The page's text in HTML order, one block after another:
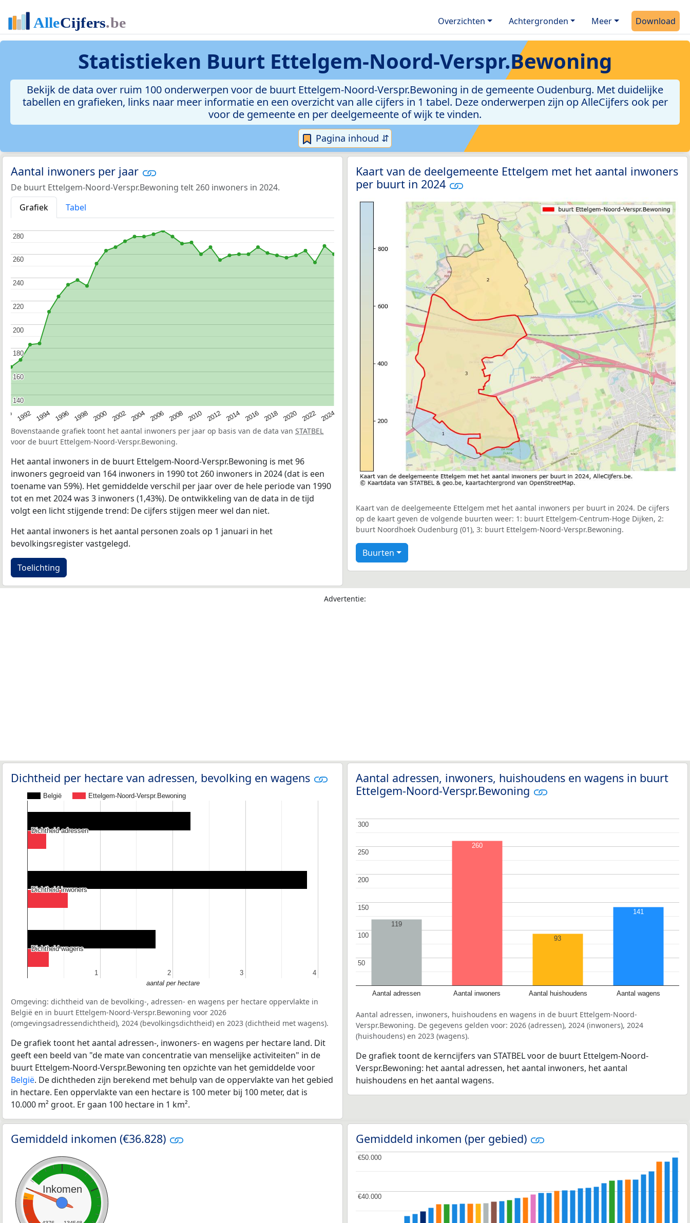
Overzichten Achtergronden Meer Download
Statistieken Buurt Ettelgem-Noord-Verspr.Bewoning
Bekijk de data over ruim 100 onderwerpen voor de buurt Ettelgem-Noord-Verspr.Bewoning in de gemeente Oudenburg. Met duidelijke
tabellen en grafieken, links naar meer informatie en een overzicht van alle cijfers in 1 tabel. Deze onderwerpen zijn op AlleCijfers ook per
voor de gemeente en per deelgemeente of wijk te vinden.
Pagina inhoud ⇵
Aantal inwoners per jaar
De buurt Ettelgem-Noord-Verspr.Bewoning telt 260 inwoners in 2024.
Grafiek
Tabel
1992 1994 1996 1998 2000 2002 2004 2006 2008 2010 2012 2014 2016 2018 2020 2022 2024
140
140
160
160
180
180
200
200
220
220
240
240
260
260
280
280
Bovenstaande grafiek toont het aantal inwoners per jaar op basis van de data van STATBEL
voor de buurt Ettelgem-Noord-Verspr.Bewoning.
Het aantal inwoners in de buurt Ettelgem-Noord-Verspr.Bewoning is met 96
inwoners gegroeid van 164 inwoners in 1990 tot 260 inwoners in 2024 (dat is een
toename van 59%). Het gemiddelde verschil per jaar over de hele periode van 1990
tot en met 2024 was 3 inwoners (1,43%). De ontwikkeling van de data in de tijd
volgt een licht stijgende trend: De cijfers stijgen meer wel dan niet.
Het aantal inwoners is het aantal personen zoals op 1 januari in het
bevolkingsregister vastgelegd.
Toelichting
Kaart van de deelgemeente Ettelgem met het aantal inwoners
per buurt in 2024
Kaart van de deelgemeente Ettelgem met het aantal inwoners per buurt in 2024. De cijfers
op de kaart geven de volgende buurten weer: 1: buurt Ettelgem-Centrum-Hoge Dijken, 2:
buurt Noordhoek Oudenburg (01), 3: buurt Ettelgem-Noord-Verspr.Bewoning.
Buurten
Advertentie:
Dichtheid per hectare van adressen, bevolking en wagens
België Ettelgem-Noord-Verspr.Bewoning
11 2
2 3
3 4
4
Dichtheid adressen
Dichtheid adressen
Dichtheid inwoners
Dichtheid inwoners
Dichtheid wagens
Dichtheid wagens
aantal per hectare
Omgeving: dichtheid van de bevolking-, adressen- en wagens per hectare oppervlakte in
België en in buurt Ettelgem-Noord-Verspr.Bewoning voor 2026
(omgevingsadressendichtheid), 2024 (bevolkingsdichtheid) en 2023 (dichtheid met wagens).
De grafiek toont het aantal adressen-, inwoners- en wagens per hectare land. Dit
geeft een beeld van "de mate van concentratie van menselijke activiteiten" in de
buurt Ettelgem-Noord-Verspr.Bewoning ten opzichte van het gemiddelde voor
België. De dichtheden zijn berekend met behulp van de oppervlakte van het gebied
in hectare. Een oppervlakte van een hectare is 100 meter bij 100 meter, dat is
10.000 m² groot. Er gaan 100 hectare in 1 km².
Aantal adressen, inwoners, huishoudens en wagens in buurt
Ettelgem-Noord-Verspr.Bewoning
Aantal adressen Aantal inwoners Aantal huishoudens Aantal wagens
50
50
100
100
150
150
200
200
250
250
300
300
119
260
93
141
Aantal adressen, inwoners, huishoudens en wagens in de buurt Ettelgem-Noord-
Verspr.Bewoning. De gegevens gelden voor: 2026 (adressen), 2024 (inwoners), 2024
(huishoudens) en 2023 (wagens).
De grafiek toont de kerncijfers van STATBEL voor de buurt Ettelgem-Noord-
Verspr.Bewoning: het aantal adressen, het aantal inwoners, het aantal
huishoudens en het aantal wagens.
Gemiddeld inkomen (€36.828)
Inkomen
Gemiddeld inkomen (per gebied)
€40.000
€40.000
€50.000
€50.000